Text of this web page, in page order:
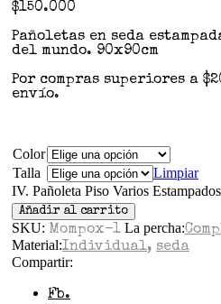
$150.000
Pañoletas en seda
del mundo. 90x90cm
Por compras superiores a
envío.
Color
Talla
Limpiar
IV. Pañoleta Piso Varios
Añadir al carrito
SKU: Mompox-1 La percha:
Material:Individual, seda
Compartir:
Fb.